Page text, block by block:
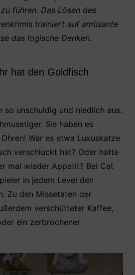
führen. Das Lösen des
trainiert auf amüsante
das logische Denken.
hat den Goldfisch
so unschuldig und niedlich aus.
Sie haben es
War es etwa Luxuskatze
verschluckt hat? Oder hatte
mal wieder Appetit? Bei Cat
in jedem Level den
Zu den Missetaten der
verschütteter Kaffee,
ein zerbrochener